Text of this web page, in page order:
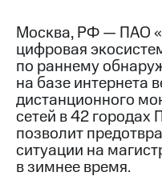
Медиа-центр
Пресс-
релизы
МТС
о технологиях
Достижения
Интервью
Москва, РФ — ПАО
цифровая
по раннему
на базе интернета
дистанционного
сетей в 42
позволит
ситуации на
в зимнее время.